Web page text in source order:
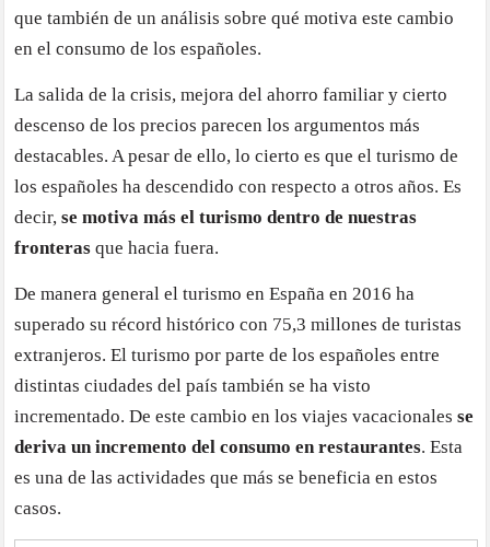
que también de un análisis sobre qué motiva este cambio
en el consumo de los españoles.
La salida de la crisis, mejora del ahorro familiar y cierto
descenso de los precios parecen los argumentos más
destacables. A pesar de ello, lo cierto es que el turismo de
los españoles ha descendido con respecto a otros años. Es
decir,se motiva más el turismo dentro de nuestras
fronteras que hacia fuera.
De manera general el turismo en España en 2016 ha
superado su récord histórico con 75,3 millones de turistas
extranjeros. El turismo por parte de los españoles entre
distintas ciudades del país también se ha visto
incrementado. De este cambio en los viajes vacacionalesse
deriva un incremento del consumo en restaurantes. Esta
es una de las actividades que más se beneficia en estos
casos.